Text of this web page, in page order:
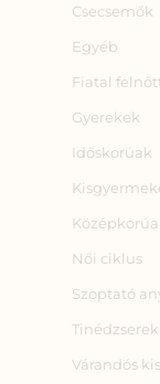
Csecsemők
Egyéb
Fiatal
Gyerekek
Időskorúak
Női ciklus
Szoptató
Tinédzserek
Várandós